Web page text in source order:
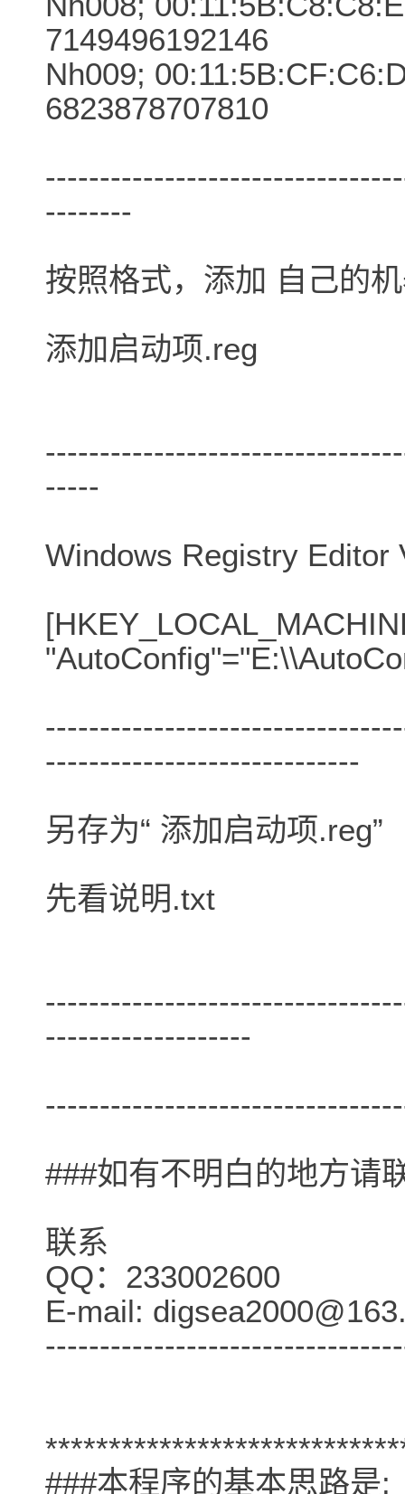
7149496192146
Nh009;
6823878707810
--------
按照格式，添加 自己的
添加启动项.reg
-----
Windows Registry Editor
-----------------------------
另存为“ 添加启动项.reg”
先看说明.txt
-------------------
###如有不明白的地方请
联系
QQ：233002600
E-mail:
###本程序的基本思路是: